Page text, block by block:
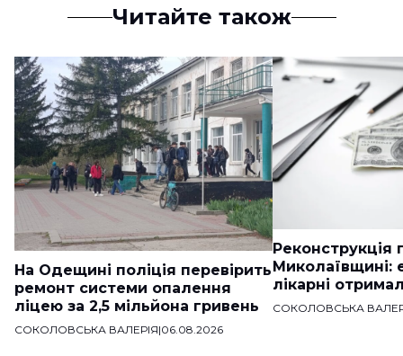
Читайте також
На Одещині поліція перевірить
ремонт системи опалення
ліцею за 2,5 мільйона гривень
СОКОЛОВСЬКА ВАЛЕРІЯ|06.08.2026
Реконструкція
Миколаївщині:
лікарні
СОКОЛОВСЬКА